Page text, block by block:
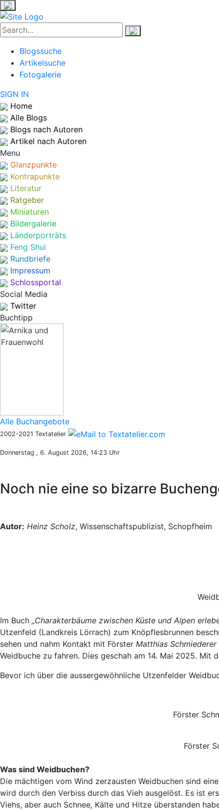
Blogssuche
Artikelsuche
Fotogalerie
SIGN IN
Home
Alle Blogs
Blogs nach Autoren
Artikel nach Autoren
Menu
Glanzpunkte
Kontrapunkte
Literatur
Ratgeber
Miniaturen
Bildergalerie
Länderporträts
Feng Shui
Rundbriefe
Impressum
Schlossportal
Social Media
Twitter
Buchtipp
Alle Buchangebote
2002-2021 Textatelier
Donnerstag , 6. August 2026, 14:23 Uhr
Noch nie eine so bizarre
Autor: Heinz Scholz, Wissenschaftspublizist, Schopfheim
Im Buch „Charakterbäume zwischen Küste und Alpen
Utzenfeld (Landkreis Lörrach) zum Knöpflesbrunnen
sehen und nahm Kontakt mit Förster Matthias Schmiederer
Weidbuche zu fahren. Dies geschah am 14. Mai 2025. Mit
Bevor ich über die aussergewöhnliche Utzenfelder
Förster
Förster
Was sind Weidbuchen?
Die mächtigen vom Wind zerzausten Weidbuchen sind
wird durch den Verbiss durch das Vieh ausgelöst. Es ist
Viehs, aber auch Schnee, Kälte und Hitze überstanden